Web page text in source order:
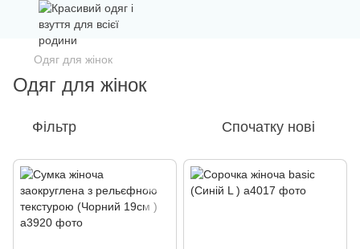
Одяг для жінок
Одяг для жінок
Фільтр Спочатку нові